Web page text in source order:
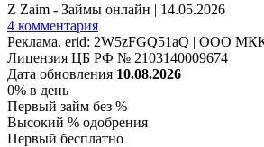
Z Zaim - Займы онлайн | 14.05.2026
4 комментария
Реклама. erid: 2W5zFGQ51aQ | ООО
Лицензия ЦБ РФ № 2103140009674
Дата обновления 10.08.2026
0% в день
Первый займ без %
Высокий % одобрения
Первый бесплатно